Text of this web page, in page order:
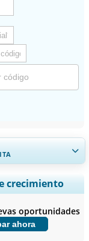
de segmentos,
e información
crecimiento
oportunidades
ahora